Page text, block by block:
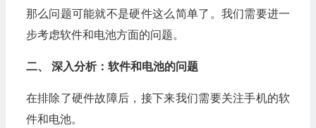
那么问题可能就不是硬件这么简单了。我们需要进一
步考虑软件和电池方面的问题。
二、 深入分析：软件和电池的问题
在排除了硬件故障后，接下来我们需要关注手机的软
件和电池。